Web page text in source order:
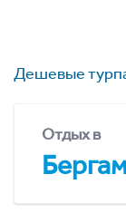
Дешевые
Отдых в